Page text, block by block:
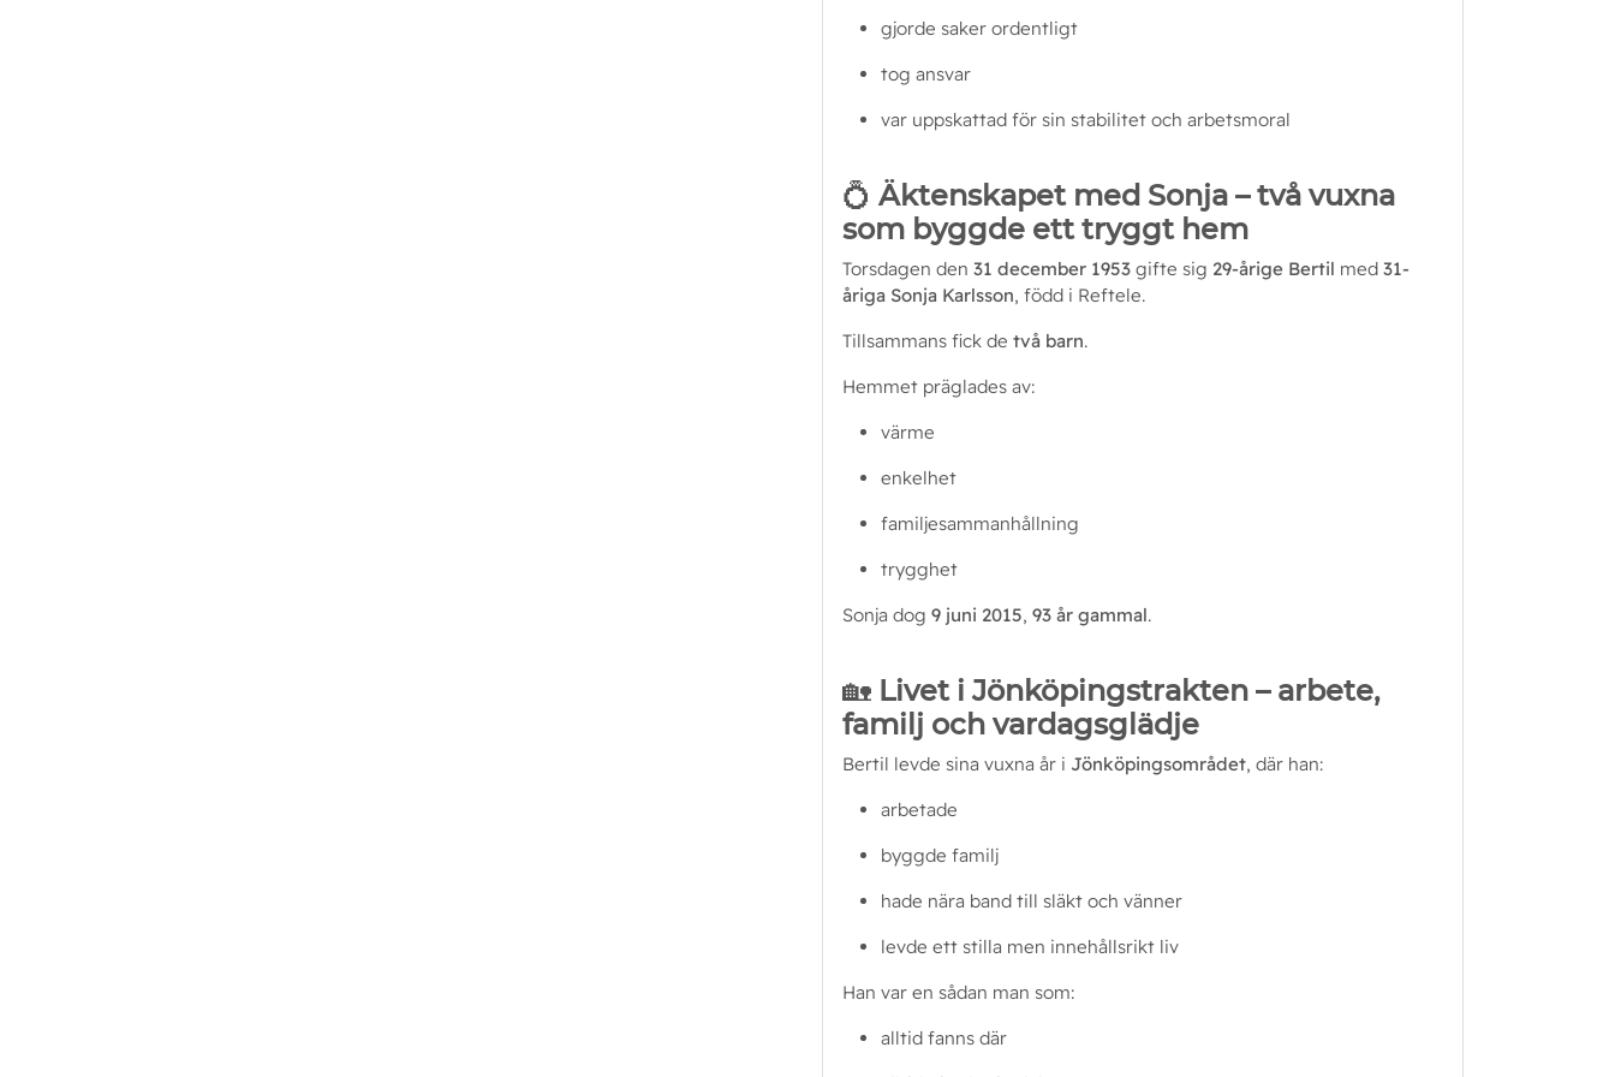
gjorde saker ordentligt
tog ansvar
var uppskattad för sin stabilitet och arbetsmoral
💍 Äktenskapet med Sonja – två vuxna
som byggde ett tryggt hem
Torsdagen den 31 december 1953 gifte sig 29-årige Bertil med 31-
åriga Sonja Karlsson, född i Reftele.
Tillsammans fick de två barn.
Hemmet präglades av:
värme
enkelhet
familjesammanhållning
trygghet
Sonja dog 9 juni 2015, 93 år gammal.
🏡 Livet i Jönköpingstrakten – arbete,
familj och vardagsglädje
Bertil levde sina vuxna år i Jönköpingsområdet, där han:
arbetade
byggde familj
hade nära band till släkt och vänner
levde ett stilla men innehållsrikt liv
Han var en sådan man som:
alltid fanns där